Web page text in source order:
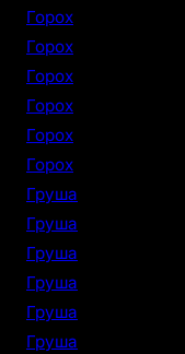
Горох
Горох
Горох
Горох
Горох
Горох
Груша
Груша
Груша
Груша
Груша
Груша